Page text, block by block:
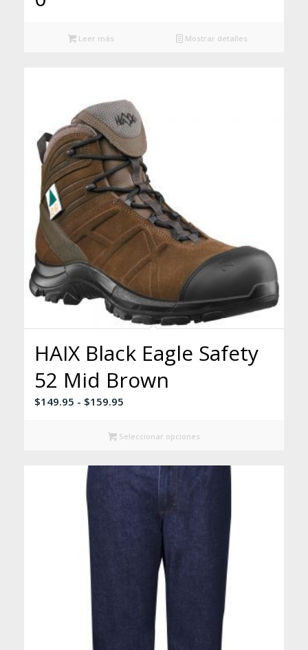
Leer más Mostrar detalles
HAIX Black Eagle Safety
52 Mid Brown
$149.95 - $159.95Rango
precios:
$149.95
hasta
Seleccionar opciones